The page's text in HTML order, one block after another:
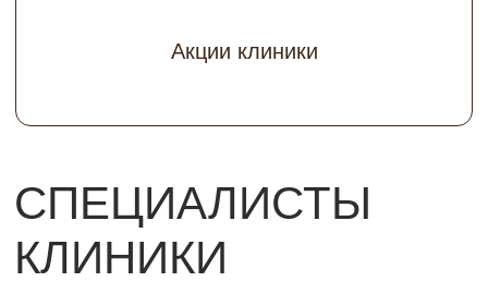
конфиденциальности
КОНТАКТЫ